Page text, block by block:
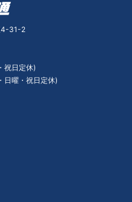
4-31-2
祝日定休)
日曜・祝日定休)